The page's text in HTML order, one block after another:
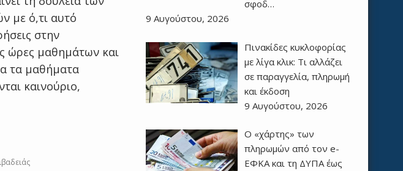
με ό,τι αυτό
στην
ώρες μαθημάτων και
τα μαθήματα
καινούριο,
σφοδ…
9 Αυγούστου, 2026
Πινακίδες κυκλοφορίας
με λίγα κλικ: Τι αλλάζει
σε παραγγελία, πληρωμή
και έκδοση
9 Αυγούστου, 2026
Ο «χάρτης» των
πληρωμών από τον e-
ΕΦΚΑ και τη ΔΥΠΑ έως